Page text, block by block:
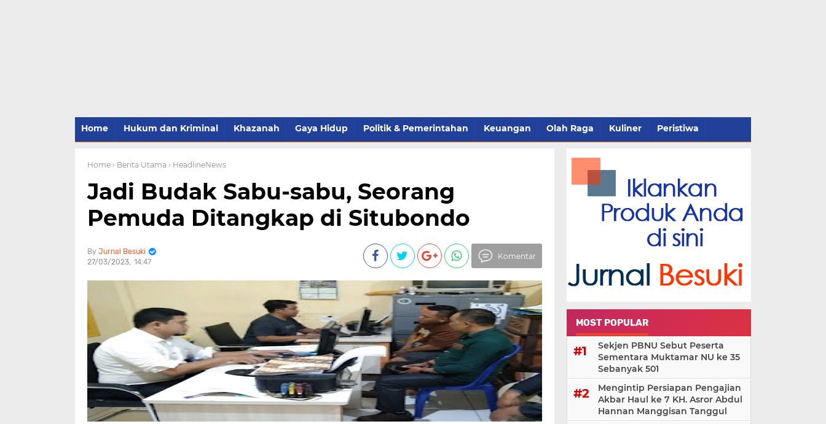
Home Hukum dan Kriminal Khazanah Gaya Hidup Politik & Pemerintahan Keuangan Olah Raga Kuliner Peristiwa
Home › Berita Utama › HeadlineNews
Jadi Budak Sabu-sabu, Seorang
Pemuda Ditangkap di Situbondo
Jurnal Besuki
27/03/2023 14:47
Komentar
MOST POPULAR
Sekjen PBNU Sebut Peserta
Sementara Muktamar NU ke 35
Sebanyak 501
Mengintip Persiapan Pengajian
Akbar Haul ke 7 KH. Asror Abdul
Hannan Manggisan Tanggul